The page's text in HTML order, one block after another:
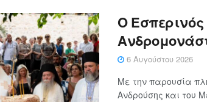
Ο
6 Αυγούστου 2026
Με την παρουσία
Ανδρούσης και του